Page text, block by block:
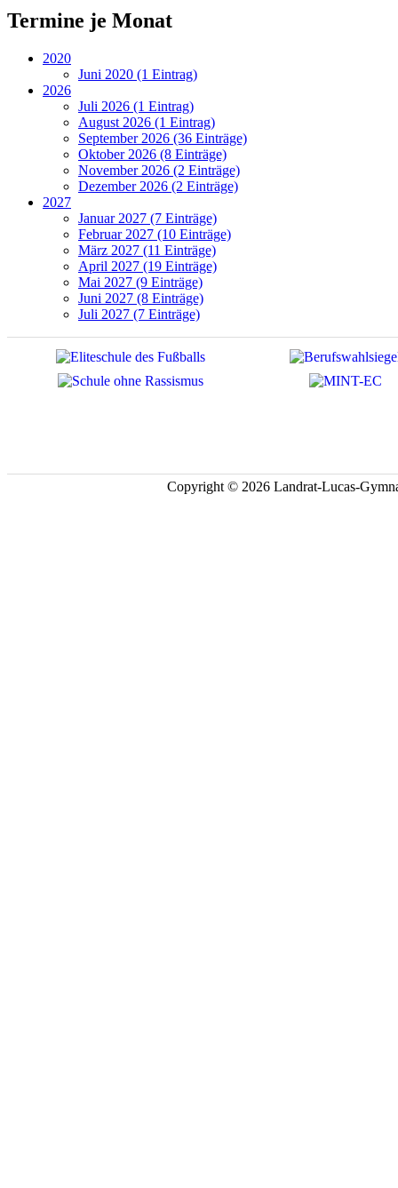
Termine je Monat
2020
Juni 2020 (1 Eintrag)
2026
Juli 2026 (1 Eintrag)
August 2026 (1 Eintrag)
September 2026 (36 Einträge)
Oktober 2026 (8 Einträge)
November 2026 (2 Einträge)
Dezember 2026 (2 Einträge)
2027
Januar 2027 (7 Einträge)
Februar 2027 (10 Einträge)
März 2027 (11 Einträge)
April 2027 (19 Einträge)
Mai 2027 (9 Einträge)
Juni 2027 (8 Einträge)
Juli 2027 (7 Einträge)
Copyright © 2026 Landrat-Lucas-